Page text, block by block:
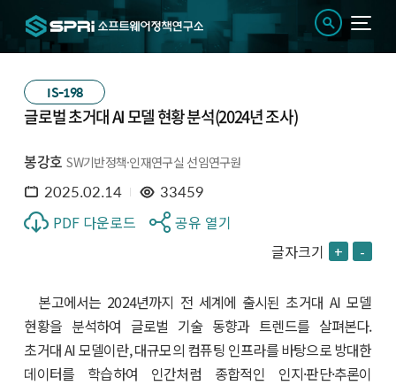
IS-198
글로벌 초거대 AI 모델 현황 분석(2024년 조사)
봉강호 SW기반정책·인재연구실 선임연구원
2025.02.14 33459
PDF 다운로드
공유 열기
글자크기 + -
본고에서는 2024년까지 전 세계에 출시된 초거대 AI 모델
현황을 분석하여 글로벌 기술 동향과 트렌드를 살펴본다.
초거대 AI 모델이란, 대규모의 컴퓨팅 인프라를 바탕으로 방대한
데이터를 학습하여 인간처럼 종합적인 인지·판단·추론이